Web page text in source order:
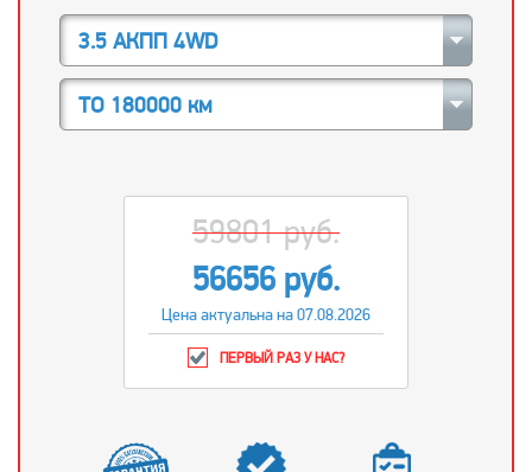
3.5 АКПП 4WD
ТО 180000 км
59801 руб.
56656 руб.
Цена актуальна на 07.08.2026
ПЕРВЫЙ РАЗ У НАС?